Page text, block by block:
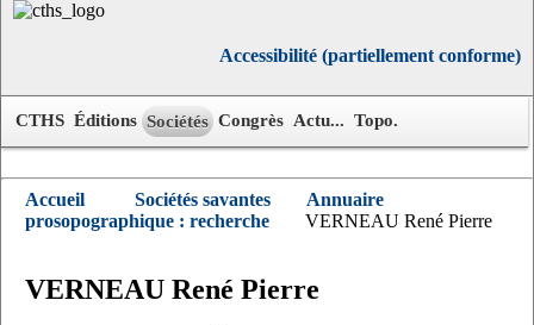
Accessibilité (partiellement conforme)
CTHS Éditions Sociétés Congrès Actu... Topo.
Accueil Sociétés savantes
Annuaire
prosopographique : recherche
VERNEAU René Pierre
VERNEAU René Pierre